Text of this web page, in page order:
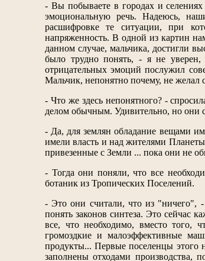
- Вы побываете в городах и
эмоциональную речь. Надеюсь,
расшифровке те ситуации, при
напряженность. В одной из картин
данном случае, мальчика, достигли
было трудно понять, - я не
отрицательных эмоций послужил
Мальчик, непонятно почему, не желал с
- Что же здесь непонятного? -
делом обычным. Удивительно, но они
- Да, для землян обладание вещами
имели власть и над жителями
привезенные с Земли ... пока они не
- Тогда они поняли, что все
ботаник из Тропических Поселений.
- Это они считали, что из "ничего",
понять законов синтеза. Это сейчас
все, что необходимо, вместо того,
громоздкие и малоэффективные
продукты... Первые поселенцы этого
заполнены отходами производства,